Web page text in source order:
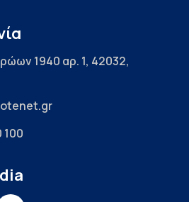
1940 αρ. 1, 42032,
100